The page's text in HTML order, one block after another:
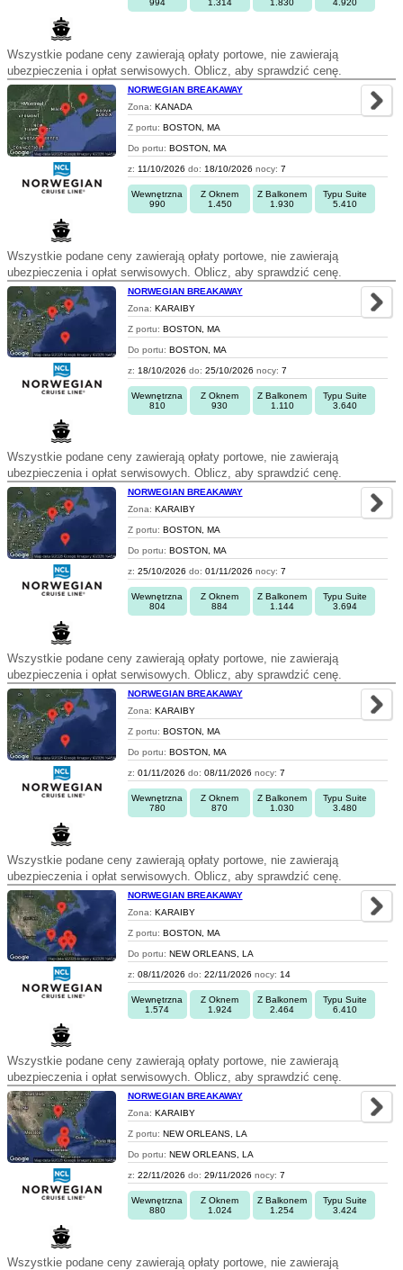
994 1.314 1.830 4.920
Wszystkie podane ceny zawierają opłaty portowe, nie zawierają
ubezpieczenia i opłat serwisowych. Oblicz, aby sprawdzić cenę.
NORWEGIAN BREAKAWAY
Zona: KANADA
Z portu: BOSTON, MA
Do portu: BOSTON, MA
z: 11/10/2026 do: 18/10/2026 nocy: 7
Wewnętrzna
990
Z Oknem
1.450
Z Balkonem
1.930
Typu Suite
5.410
Wszystkie podane ceny zawierają opłaty portowe, nie zawierają
ubezpieczenia i opłat serwisowych. Oblicz, aby sprawdzić cenę.
NORWEGIAN BREAKAWAY
Zona: KARAIBY
Z portu: BOSTON, MA
Do portu: BOSTON, MA
z: 18/10/2026 do: 25/10/2026 nocy: 7
Wewnętrzna
810
Z Oknem
930
Z Balkonem
1.110
Typu Suite
3.640
Wszystkie podane ceny zawierają opłaty portowe, nie zawierają
ubezpieczenia i opłat serwisowych. Oblicz, aby sprawdzić cenę.
NORWEGIAN BREAKAWAY
Zona: KARAIBY
Z portu: BOSTON, MA
Do portu: BOSTON, MA
z: 25/10/2026 do: 01/11/2026 nocy: 7
Wewnętrzna
804
Z Oknem
884
Z Balkonem
1.144
Typu Suite
3.694
Wszystkie podane ceny zawierają opłaty portowe, nie zawierają
ubezpieczenia i opłat serwisowych. Oblicz, aby sprawdzić cenę.
NORWEGIAN BREAKAWAY
Zona: KARAIBY
Z portu: BOSTON, MA
Do portu: BOSTON, MA
z: 01/11/2026 do: 08/11/2026 nocy: 7
Wewnętrzna
780
Z Oknem
870
Z Balkonem
1.030
Typu Suite
3.480
Wszystkie podane ceny zawierają opłaty portowe, nie zawierają
ubezpieczenia i opłat serwisowych. Oblicz, aby sprawdzić cenę.
NORWEGIAN BREAKAWAY
Zona: KARAIBY
Z portu: BOSTON, MA
Do portu: NEW ORLEANS, LA
z: 08/11/2026 do: 22/11/2026 nocy: 14
Wewnętrzna
1.574
Z Oknem
1.924
Z Balkonem
2.464
Typu Suite
6.410
Wszystkie podane ceny zawierają opłaty portowe, nie zawierają
ubezpieczenia i opłat serwisowych. Oblicz, aby sprawdzić cenę.
NORWEGIAN BREAKAWAY
Zona: KARAIBY
Z portu: NEW ORLEANS, LA
Do portu: NEW ORLEANS, LA
z: 22/11/2026 do: 29/11/2026 nocy: 7
Wewnętrzna
880
Z Oknem
1.024
Z Balkonem
1.254
Typu Suite
3.424
Wszystkie podane ceny zawierają opłaty portowe, nie zawierają